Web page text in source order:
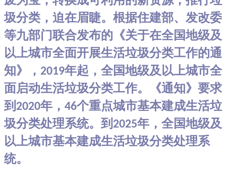
圾分类，迫在眉睫。根据住建部、发改委
等九部门联合发布的《关于在全国地级及
以上城市全面开展生活垃圾分类工作的通
知》， 2019年起，全国地级及以上城市全
面启动生活垃圾分类工作。《通知》要求
到 2020年， 46个重点城市基本建成生活垃
圾分类处理系统。到 2025年，全国地级及
以上城市基本建成生活垃圾分类处理系
统。